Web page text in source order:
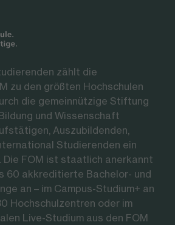
zählt die
zu den größten Hochschulen
die gemeinnützige Stiftung
und Wissenschaft
Auszubildenden,
Studierenden ein
Die FOM ist staatlich anerkannt
60 akkreditierte Bachelor- und
an – im Campus-Studium+ an
Hochschulzentren oder im
Live-Studium aus den FOM